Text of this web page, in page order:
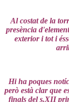
Al costat de la
presència
exterior i tot i
Hi ha poques
però està clar que
finals del s.XII